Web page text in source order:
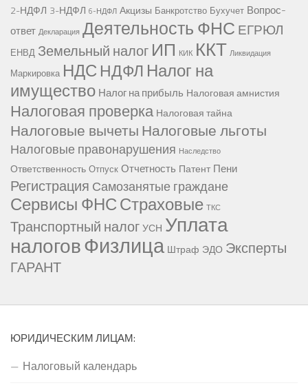
2-НДФЛ 3-НДФЛ 6-НДФЛ Акцизы Банкротство Бухучет Вопрос-
ответ Декларация Деятельность ФНС ЕГРЮЛ
ЕНВД Земельный налог ИП КИК ККТ Ликвидация
Маркировка НДС НДФЛ Налог на
имущество Налог на прибыль Налоговая амнистия
Налоговая проверка Налоговая тайна
Налоговые вычетыНалоговые льготы
Налоговые правонарушения Наследство
Ответственность Отпуск Отчетность Патент Пени
Регистрация Самозанятые граждане
Сервисы ФНССтраховые ТКС
Транспортный налогУСН Уплата
налоговФизлица Штраф ЭДО Эксперты
ГАРАНТ
ЮРИДИЧЕСКИМ ЛИЦАМ:
Налоговый календарь